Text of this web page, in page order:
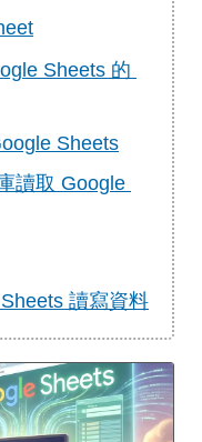
Sheets 的
Sheets
讀取 Google
讀寫資料